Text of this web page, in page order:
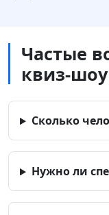
Частые
квиз-шоу
Сколько
Нужно ли